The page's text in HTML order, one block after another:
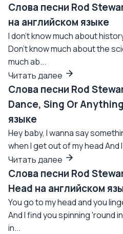
Слова песни Rod
на английском языке
I don't know much about
Don't know much about the
much ab...
Читать далее
Слова песни Rod
Dance, Sing Or
языке
Hey baby, I wanna say
when I get out of my head And
Читать далее
Слова песни Rod
Head на английском
You go to my head and you
And I find you spinning 'round
in...